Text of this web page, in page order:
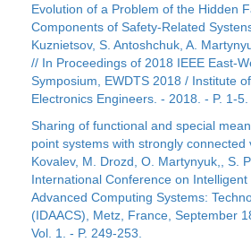
Evolution of a Problem of the Hidden
Components of Safety-Related
Kuznietsov, S. Antoshchuk, A.
// In Proceedings of 2018 IEEE East-
Symposium, EWDTS 2018 / Institute
Electronics Engineers. - 2018. - P. 1-5.
Sharing of functional and special
point systems with strongly connected
Kovalev, M. Drozd, O. Martynyuk,, S.
International Conference on Intelligent
Advanced Computing Systems:
(IDAACS), Metz, France, September
Vol. 1. - P. 249-253.